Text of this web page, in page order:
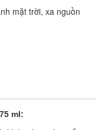
mặt trời, xa nguồn
ml: